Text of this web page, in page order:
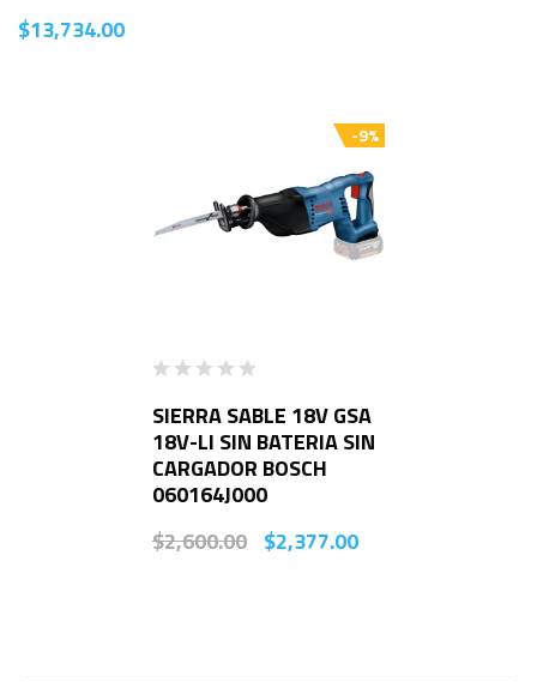
$13,734.00
-9%
SIERRA SABLE 18V GSA
18V-LI SIN BATERIA SIN
CARGADOR BOSCH
060164J000
$2,600.00 $2,377.00